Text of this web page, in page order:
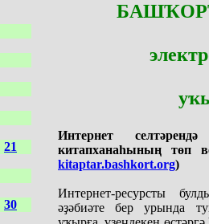
21
30
Интернет
китапханаһының төп
kitaptar.bashkort.org)
Интернет-ресурсты
әҙәбиәте бер урында